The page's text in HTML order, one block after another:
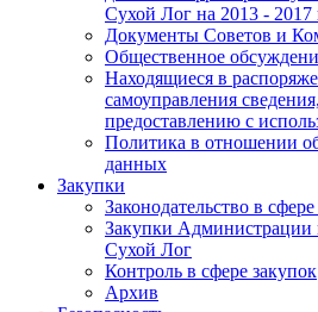
Сухой Лог на 2013 - 2017
Документы Советов и
Общественное
Находящиеся в
самоуправления
предоставлению с
Политика в отношении
данных
Закупки
Законодательство в
Закупки Администрации
Сухой Лог
Контроль в сфере закупок
Архив